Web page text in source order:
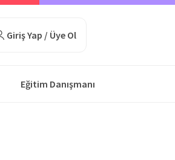
Giriş Yap / Üye Ol
Eğitim Danışmanı